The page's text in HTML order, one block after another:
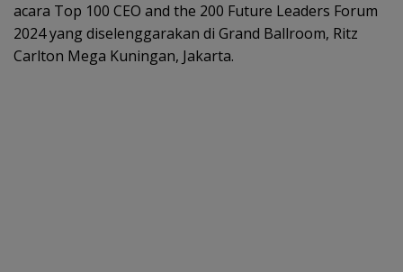
acara Top 100 CEO and the 200 Future Leaders Forum
2024 yang diselenggarakan di Grand Ballroom, Ritz
Carlton Mega Kuningan, Jakarta.